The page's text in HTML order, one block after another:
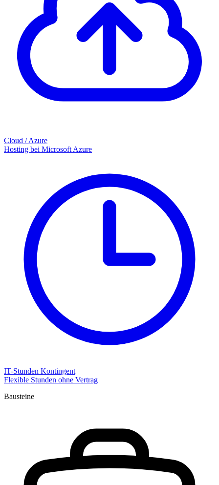
Cloud / Azure
Hosting bei Microsoft Azure
IT-Stunden Kontingent
Flexible Stunden ohne Vertrag
Bausteine